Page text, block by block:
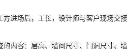
方进场后，工长，设计师与客户现场交
的内容：层高、墙间尺寸、门洞尺寸、